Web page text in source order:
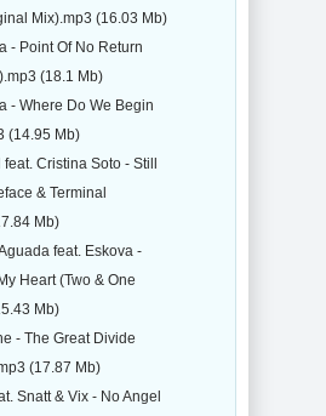
Mix).mp3 (16.03 Mb)
- Point Of No Return
(18.1 Mb)
- Where Do We Begin
(14.95 Mb)
Cristina Soto - Still
& Terminal
Mb)
feat. Eskova -
Heart (Two & One
Mb)
- The Great Divide
(17.87 Mb)
Snatt & Vix - No Angel